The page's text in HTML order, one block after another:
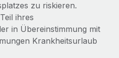
für dein Team
und Großunternehmen
zu riskieren.
ihres
in Übereinstimmung mit
Krankheitsurlaub